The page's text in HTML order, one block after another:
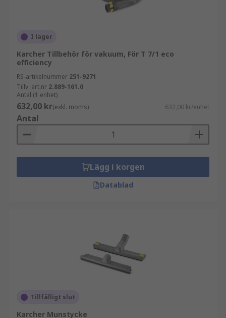
I lager
Karcher Tillbehör för vakuum, För T 7/1 eco
efficiency
RS-artikelnummer 251-9271
Tillv. art.nr 2.889-161.0
Antal (1 enhet)
632,00 kr(exkl. moms) 632,00 kr/enhet
Antal
Lägg i korgen
Datablad
Tillfälligt slut
Karcher Munstycke